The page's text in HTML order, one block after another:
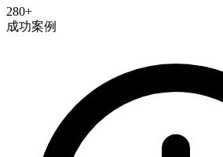
280+
成功案例